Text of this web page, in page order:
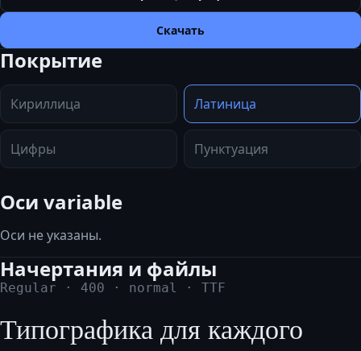
Скачать
Покрытие
Кириллица Латиница
Цифры Пунктуация
Оси variable
Оси не указаны.
Начертания и файлы
Regular · 400 · normal · TTF
Типографика для каждого